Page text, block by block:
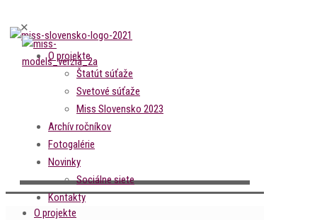
✕
O projekte
Štatút súťaže
Svetové súťaže
Miss Slovensko 2023
Archív ročníkov
Fotogalérie
Novinky
Sociálne siete
Kontakty
O projekte